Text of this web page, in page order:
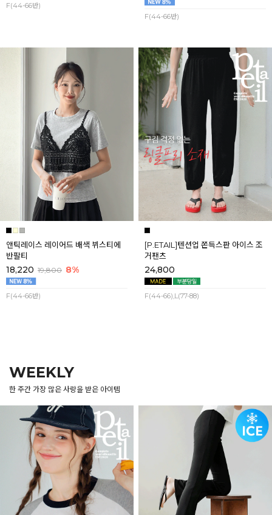
F(44-66반)
F(44-66반)
앤틱레이스 레이어드 배색 뷔스티에
반팔티
18,220 19,800 8%
F(44-66반)
[P.ETAIL]텐션업 쫀득스판 아이스 조
거팬츠
24,800
F(44-66),L(77-88)
WEEKLY
한 주간 가장 많은 사랑을 받은 아이템